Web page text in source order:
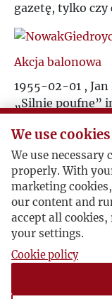
gazetę, tylko czy
Akcja balonowa
1955-02-01 ,
„Silnie poufne”
Polską balonów
Kulisami Partii i
była
miało być
protestów
działania
Po śmierci
We use cookies
We use necessary
properly. With
marketing
our content and
accept all
your settings.
Cookie policy